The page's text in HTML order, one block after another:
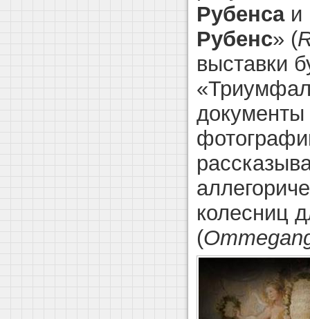
Рубенсаи
Рубенс» (
выставки
документы
колесниц
(